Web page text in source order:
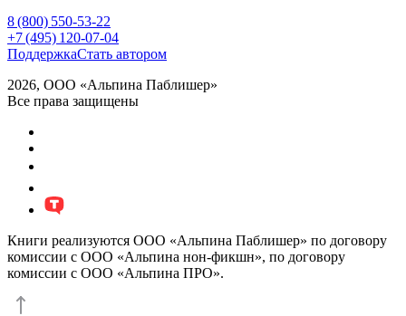
8 (800) 550-53-22
+7 (495) 120-07-04
ПоддержкаСтать автором
2026, ООО «Альпина Паблишер»
Все права защищены
Книги реализуются ООО «Альпина Паблишер» по договору
комиссии с ООО «Альпина нон-фикшн», по договору
комиссии с ООО «Альпина ПРО».